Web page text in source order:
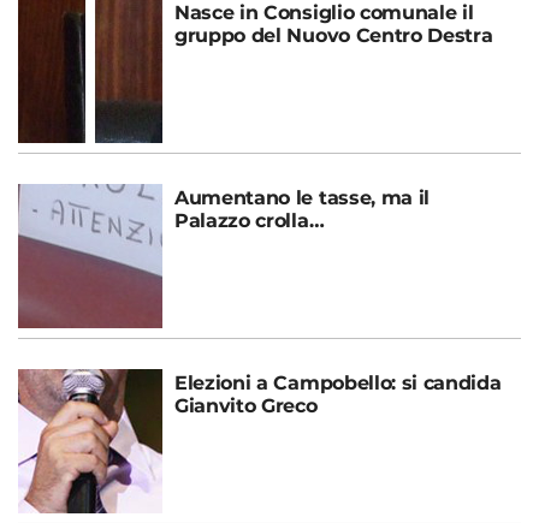
Nasce in Consiglio comunale il
gruppo del Nuovo Centro Destra
Aumentano le tasse, ma il
Palazzo crolla…
Elezioni a Campobello: si candida
Gianvito Greco